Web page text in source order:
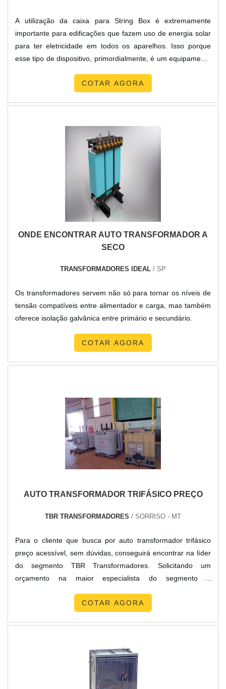
A utilização da caixa para String Box é extremamente
importante para edificações que fazem uso de energia solar
para ter eletricidade em todos os aparelhos. Isso porque
esse tipo de dispositivo, primordialmente, é um equipamento
de energia fotovoltaica, com o intuito de impedir a
COTAR AGORA
ONDE ENCONTRAR AUTO TRANSFORMADOR A
SECO
TRANSFORMADORES IDEAL / SP
Os transformadores servem não só para tornar os níveis de
tensão compatíveis entre alimentador e carga, mas também
oferece isolação galvânica entre primário e secundário.
COTAR AGORA
AUTO TRANSFORMADOR TRIFÁSICO PREÇO
TBR TRANSFORMADORES / SORRISO - MT
Para o cliente que busca por auto transformador trifásico
preço acessível, sem dúvidas, conseguirá encontrar na líder
do segmento TBR Transformadores. Solicitando um
orçamento na maior especialista do segmento e
ramo.Quando a busca é por auto transformador trifásico
ACESSÍVELA TBR Transformadores foca sua estratégia em
oferecer um estrutura com escritório de alta qualidade onde
são realizadas as atividades e estrutura suficiente para
COTAR AGORA